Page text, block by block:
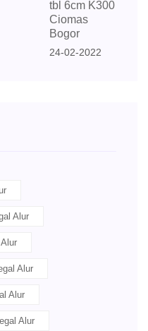
tbl 6cm K300
Ciomas
Bogor
24-02-2022
Alur
Alur
Alur
Alur